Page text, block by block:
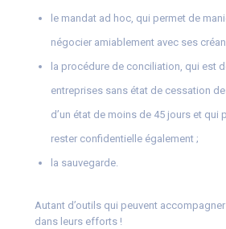
le mandat ad hoc, qui permet de
négocier amiablement avec ses
la procédure de conciliation, qui est
entreprises sans état de cessation
d’un état de moins de 45 jours et qui
rester confidentielle également ;
la sauvegarde.
Autant d’outils qui peuvent
dans leurs efforts !